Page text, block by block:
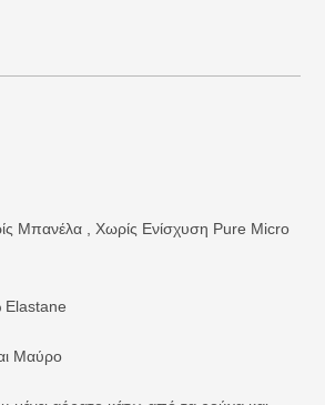
Μπανέλα , Χωρίς Ενίσχυση Pure Micro
Elastane
Μαύρο